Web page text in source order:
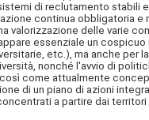
di reclutamento
continua obbligatoria
valorizzazione delle varie
essenziale un
etc.), ma anche per
nonché l'avvio di
come attualmente
di un piano di azioni
a partire dai